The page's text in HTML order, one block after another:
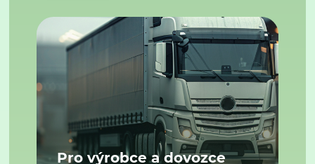
Pro výrobce a dovozce